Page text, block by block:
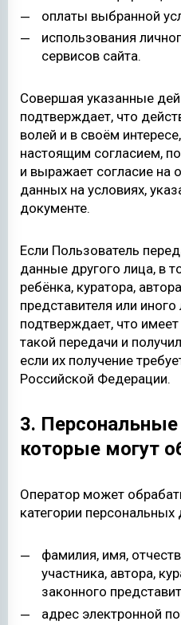
оплаты выбранной
использования
сервисов сайта.
Совершая указанные
подтверждает, что
волей и в своём
настоящим согласием,
и выражает согласие на
данных на условиях,
документе.
Если Пользователь
данные другого лица, в
ребёнка, куратора,
представителя или
подтверждает, что
такой передачи и
если их получение
Российской Федерации.
3.
которые могут
Оператор может
категории персональных
фамилия, имя,
участника, автора,
законного
адрес электронной